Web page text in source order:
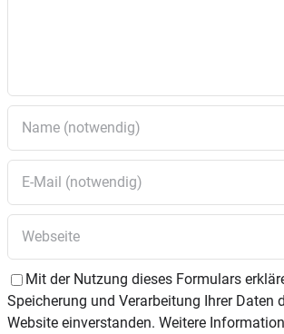
Mit der Nutzung dieses Formulars
Speicherung und Verarbeitung Ihrer Daten
Website einverstanden. Weitere